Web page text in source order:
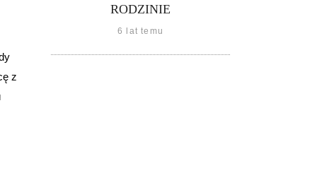
z
RODZINIE
6 lat temu